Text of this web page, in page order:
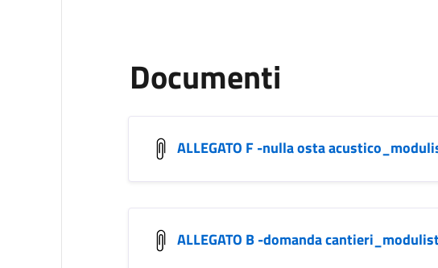
Documenti
ALLEGATO F -nulla osta
ALLEGATO B -domanda